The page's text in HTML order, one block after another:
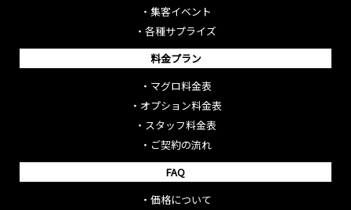
・ 集客イベント
・ 各種サプライズ
料金プラン
・ マグロ料金表
・ オプション料金表
・ スタッフ料金表
・ ご契約の流れ
FAQ
・ 価格について